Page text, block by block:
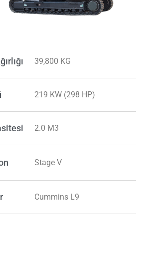
39,800 KG
219 KW (298 HP)
2.0 M3
Stage V
Cummins L9